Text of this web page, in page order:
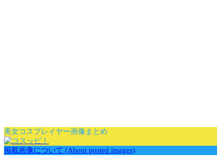
美女コスプレイヤー画像まとめ
掲載画像について (About posted images)